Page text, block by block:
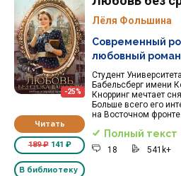
-25%
Читать
189 ₽141 ₽
В библиотеку
Лёля Фольшина
Студент
Бабельсберг имени
Кнорринг мечтает
Больше всего его
на Восточном
Современный
любовный роман
Полный текст
18 541k+